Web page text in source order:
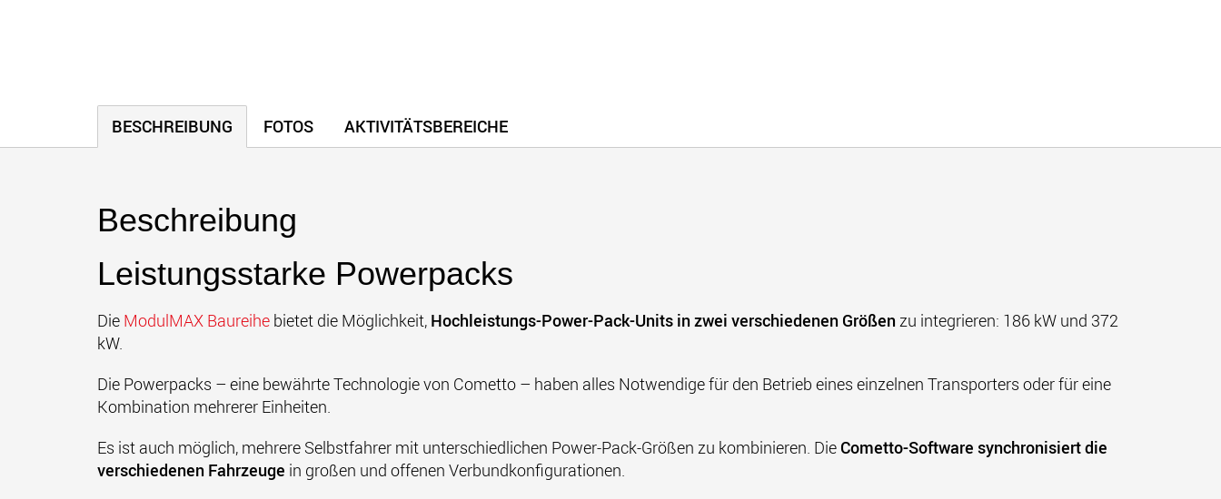
BESCHREIBUNG FOTOS AKTIVITÄTSBEREICHE
Beschreibung
Leistungsstarke Powerpacks
Die ModulMAX Baureihe bietet die Möglichkeit, Hochleistungs-Power-Pack-Units in zwei verschiedenen Größen zu integrieren: 186 kW und 372
kW.
Die Powerpacks – eine bewährte Technologie von Cometto – haben alles Notwendige für den Betrieb eines einzelnen Transporters oder für eine
Kombination mehrerer Einheiten.
Es ist auch möglich, mehrere Selbstfahrer mit unterschiedlichen Power-Pack-Größen zu kombinieren. Die Cometto-Software synchronisiert die
verschiedenen Fahrzeuge in großen und offenen Verbundkonfigurationen.